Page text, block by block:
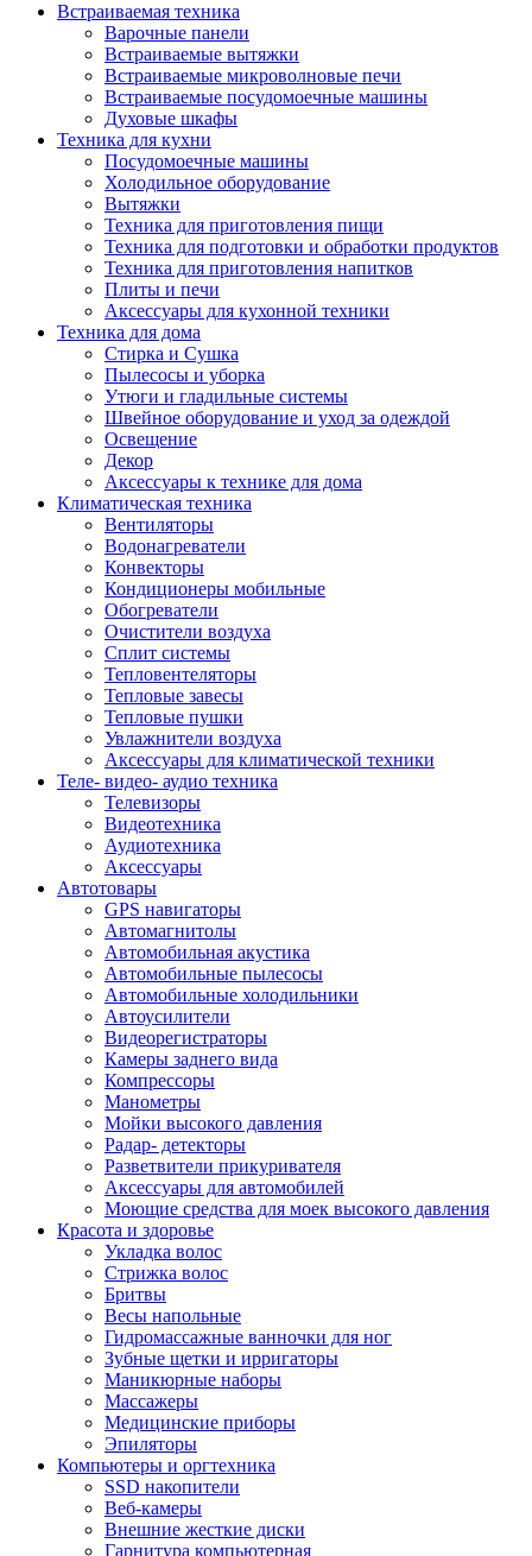
Встраиваемая техника
Варочные панели
Встраиваемые вытяжки
Встраиваемые микроволновые печи
Встраиваемые посудомоечные машины
Духовые шкафы
Техника для кухни
Посудомоечные машины
Холодильное оборудование
Вытяжки
Техника для приготовления пищи
Техника для подготовки и обработки продуктов
Техника для приготовления напитков
Плиты и печи
Аксессуары для кухонной техники
Техника для дома
Стирка и Сушка
Пылесосы и уборка
Утюги и гладильные системы
Швейное оборудование и уход за одеждой
Освещение
Декор
Аксессуары к технике для дома
Климатическая техника
Вентиляторы
Водонагреватели
Конвекторы
Кондиционеры мобильные
Обогреватели
Очистители воздуха
Сплит системы
Тепловентеляторы
Тепловые завесы
Тепловые пушки
Увлажнители воздуха
Аксессуары для климатической техники
Теле- видео- аудио техника
Телевизоры
Видеотехника
Аудиотехника
Аксессуары
Автотовары
GPS навигаторы
Автомагнитолы
Автомобильная акустика
Автомобильные пылесосы
Автомобильные холодильники
Автоусилители
Видеорегистраторы
Камеры заднего вида
Компрессоры
Манометры
Мойки высокого давления
Радар- детекторы
Разветвители прикуривателя
Аксессуары для автомобилей
Моющие средства для моек высокого давления
Красота и здоровье
Укладка волос
Стрижка волос
Бритвы
Весы напольные
Гидромассажные ванночки для ног
Зубные щетки и ирригаторы
Маникюрные наборы
Массажеры
Медицинские приборы
Эпиляторы
Компьютеры и оргтехника
SSD накопители
Веб-камеры
Внешние жесткие диски
Гарнитура компьютерная